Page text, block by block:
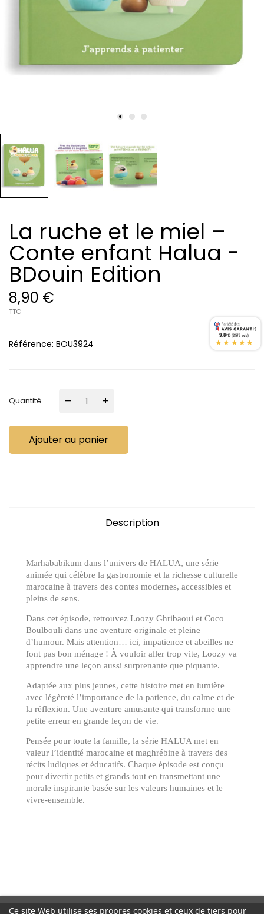
La ruche et le miel –
Conte enfant Halua -
BDouin Edition
8,90 €
TTC
Référence: BOU3924
Quantité – +
Ajouter au panier
Description
Marhababikum dans l’univers de HALUA, une série
animée qui célèbre la gastronomie et la richesse culturelle
marocaine à travers des contes modernes, accessibles et
pleins de sens.
Dans cet épisode, retrouvez Loozy Ghribaoui et Coco
Boulbouli dans une aventure originale et pleine
d’humour. Mais attention… ici, impatience et abeilles ne
font pas bon ménage ! À vouloir aller trop vite, Loozy va
apprendre une leçon aussi surprenante que piquante.
Adaptée aux plus jeunes, cette histoire met en lumière
avec légèreté l’importance de la patience, du calme et de
la réflexion. Une aventure amusante qui transforme une
petite erreur en grande leçon de vie.
Pensée pour toute la famille, la série HALUA met en
valeur l’identité marocaine et maghrébine à travers des
récits ludiques et éducatifs. Chaque épisode est conçu
pour divertir petits et grands tout en transmettant une
morale inspirante basée sur les valeurs humaines et le
vivre-ensemble.
Ce site Web utilise ses propres cookies et ceux de tiers pour
9.8/10 (2573 avis)
★★★★★